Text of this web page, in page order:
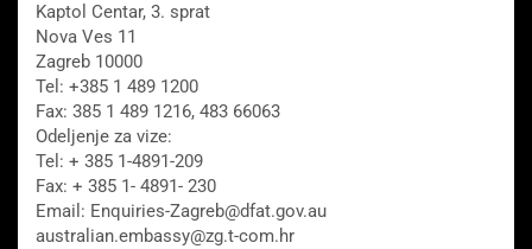
Kaptol Centar, 3. sprat
Nova Ves 11
Zagreb 10000
Tel: +385 1 489 1200
Fax: 385 1 489 1216, 483 66063
Odeljenje za vize:
Tel: + 385 1-4891-209
Fax: + 385 1- 4891- 230
Email: Enquiries-Zagreb@dfat.gov.au
australian.embassy@zg.t-com.hr